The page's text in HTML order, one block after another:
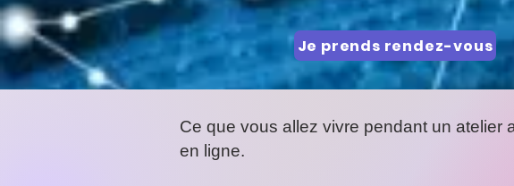
Je prends rendez-vous
Ce que vous allez vivre pendant un atelier
en ligne.